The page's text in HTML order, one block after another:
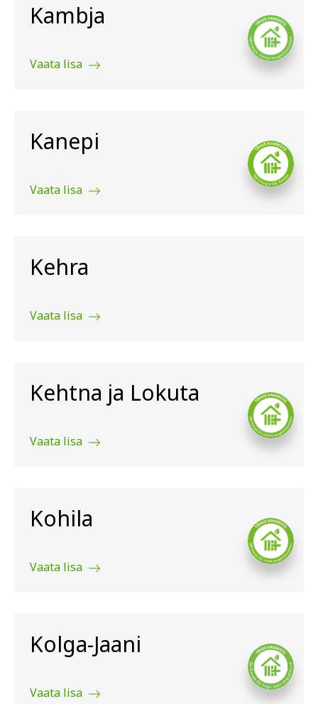
Kambja
Vaata lisa
Kanepi
Vaata lisa
Kehra
Vaata lisa
Kehtna ja Lokuta
Vaata lisa
Kohila
Vaata lisa
Kolga-Jaani
Vaata lisa